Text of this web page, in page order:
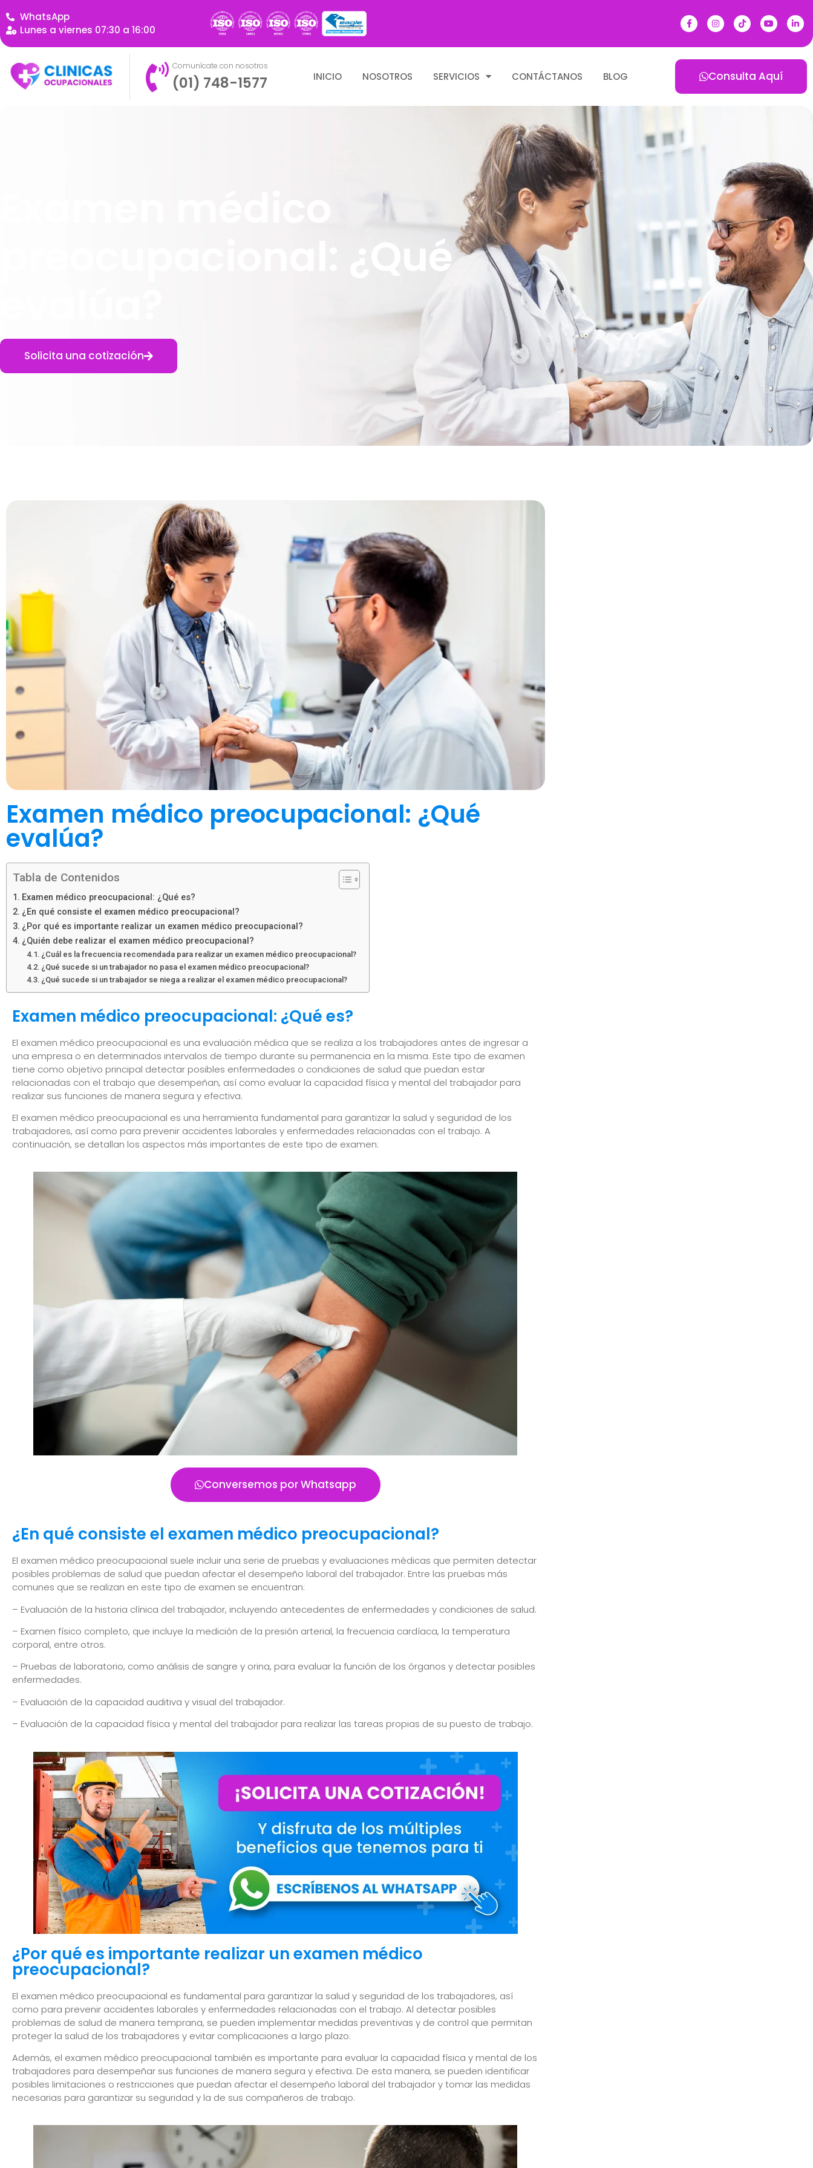
WhatsApp
Lunes a viernes 07:30 a 16:00
Comunícate con nosotros
(01) 748-1577 INICIO NOSOTROS SERVICIOS CONTÁCTANOS BLOG Consulta Aquí
preocupacional: ¿Qué
Solicita una cotización
Examen médico preocupacional: ¿Qué
evalúa?
Tabla de Contenidos
Examen médico preocupacional: ¿Qué es?
¿En qué consiste el examen médico preocupacional?
¿Por qué es importante realizar un examen médico preocupacional?
¿Quién debe realizar el examen médico preocupacional?
¿Cuál es la frecuencia recomendada para realizar un examen médico preocupacional?
¿Qué sucede si un trabajador no pasa el examen médico preocupacional?
¿Qué sucede si un trabajador se niega a realizar el examen médico preocupacional?
Examen médico preocupacional: ¿Qué es?
El examen médico preocupacional es una evaluación médica que se realiza a los trabajadores antes de ingresar a
una empresa o en determinados intervalos de tiempo durante su permanencia en la misma. Este tipo de examen
tiene como objetivo principal detectar posibles enfermedades o condiciones de salud que puedan estar
relacionadas con el trabajo que desempeñan, así como evaluar la capacidad física y mental del trabajador para
realizar sus funciones de manera segura y efectiva.
El examen médico preocupacional es una herramienta fundamental para garantizar la salud y seguridad de los
trabajadores, así como para prevenir accidentes laborales y enfermedades relacionadas con el trabajo. A
continuación, se detallan los aspectos más importantes de este tipo de examen:
Conversemos por Whatsapp
¿En qué consiste el examen médico preocupacional?
El examen médico preocupacional suele incluir una serie de pruebas y evaluaciones médicas que permiten detectar
posibles problemas de salud que puedan afectar el desempeño laboral del trabajador. Entre las pruebas más
comunes que se realizan en este tipo de examen se encuentran:
– Evaluación de la historia clínica del trabajador, incluyendo antecedentes de enfermedades y condiciones de salud.
– Examen físico completo, que incluye la medición de la presión arterial, la frecuencia cardíaca, la temperatura
corporal, entre otros.
– Pruebas de laboratorio, como análisis de sangre y orina, para evaluar la función de los órganos y detectar posibles
enfermedades.
– Evaluación de la capacidad auditiva y visual del trabajador.
– Evaluación de la capacidad física y mental del trabajador para realizar las tareas propias de su puesto de trabajo.
¿Por qué es importante realizar un examen médico
preocupacional?
El examen médico preocupacional es fundamental para garantizar la salud y seguridad de los trabajadores, así
como para prevenir accidentes laborales y enfermedades relacionadas con el trabajo. Al detectar posibles
problemas de salud de manera temprana, se pueden implementar medidas preventivas y de control que permitan
proteger la salud de los trabajadores y evitar complicaciones a largo plazo.
Además, el examen médico preocupacional también es importante para evaluar la capacidad física y mental de los
trabajadores para desempeñar sus funciones de manera segura y efectiva. De esta manera, se pueden identificar
posibles limitaciones o restricciones que puedan afectar el desempeño laboral del trabajador y tomar las medidas
necesarias para garantizar su seguridad y la de sus compañeros de trabajo.